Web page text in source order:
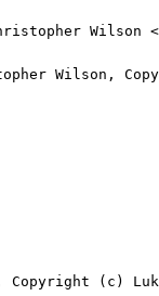
Wilson
Wilson,
(c) Luke